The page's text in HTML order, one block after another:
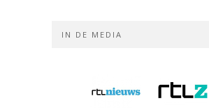
IN DE MEDIA